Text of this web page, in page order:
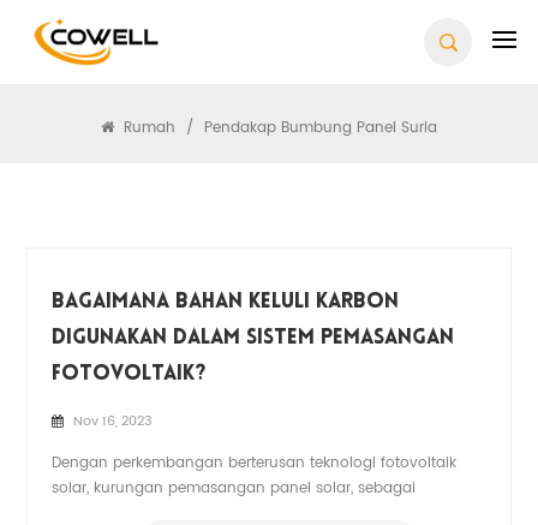
Rumah / Pendakap Bumbung Panel Suria
Bagaimana Bahan Keluli Karbon
Digunakan Dalam Sistem Pemasangan
Fotovoltaik?
Nov 16, 2023
Dengan perkembangan berterusan teknologi fotovoltaik
solar, kurungan pemasangan panel solar, sebagai